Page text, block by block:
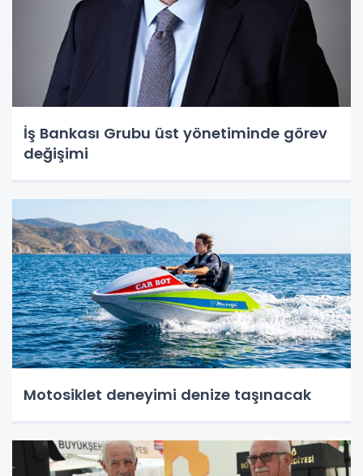
İş Bankası Grubu üst yönetiminde görev
değişimi
Motosiklet deneyimi denize taşınacak